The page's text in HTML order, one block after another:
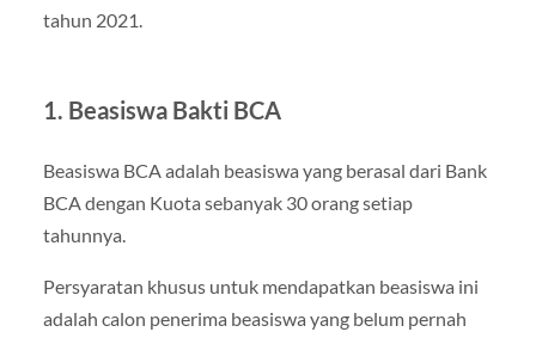
tahun 2021.
1. Beasiswa Bakti BCA
Beasiswa BCA adalah beasiswa yang berasal dari Bank
BCA dengan Kuota sebanyak 30 orang setiap
tahunnya.
Persyaratan khusus untuk mendapatkan beasiswa ini
adalah calon penerima beasiswa yang belum pernah